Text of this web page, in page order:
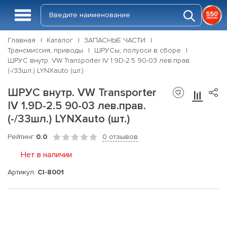
Главная Каталог
ЗАПАСНЫЕ ЧАСТИ
Трансмиссия, приводы
ШРУСы, полуоси в сборе
ШРУС внутр. VW Transporter IV 1.9D-2.5 90-03 лев.прав.
(-/33шл.) LYNXauto (шт.)
ШРУС внутр. VW Transporter
IV 1.9D-2.5 90-03 лев.прав.
(-/33шл.) LYNXauto (шт.)
Рейтинг 0.0 0 отзывов
Нет в наличии
Артикул: CI-8001